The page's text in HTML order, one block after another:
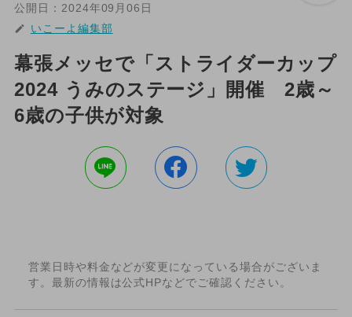
公開日： 2024年09月06日
いこーよ編集部
幕張メッセで「ストライダーカップ
2024 うみのステージ」開催 2歳～
6歳の子供が対象
営業日時や料金などが変更になっている場合がございま
す。最新の情報は公式HPなどでご確認ください。